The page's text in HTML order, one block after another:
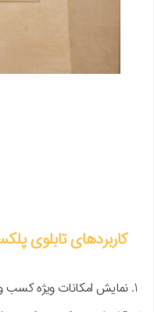
کاربردهای تابلوی
نمایش امکانات ویژه کسب